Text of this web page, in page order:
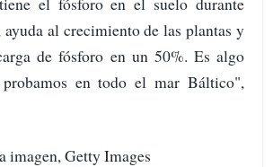
ayuda al crecimiento de las plantas y
de fósforo en un 50%. Es algo
en todo el mar Báltico",
imagen, Getty Images